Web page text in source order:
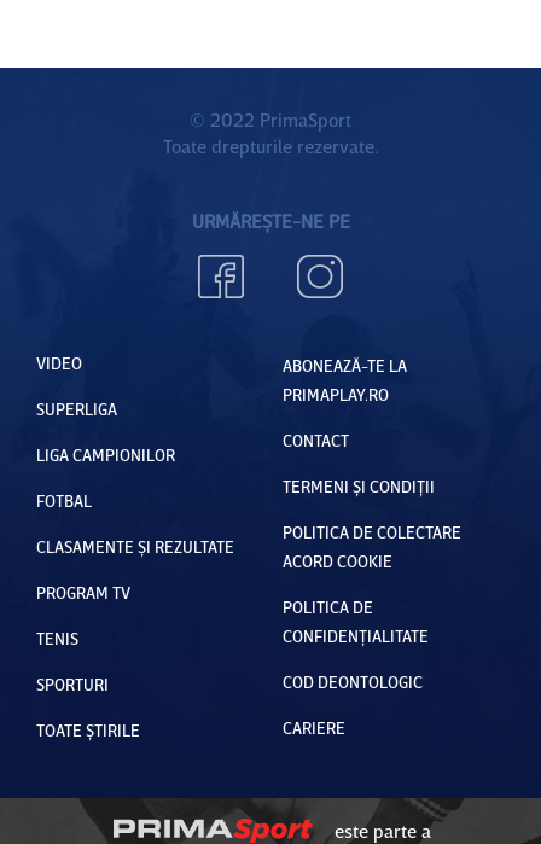
© 2022 PrimaSport
Toate drepturile rezervate.
URMĂREȘTE-NE PE
VIDEO
SUPERLIGA
LIGA CAMPIONILOR
FOTBAL
CLASAMENTE ȘI REZULTATE
PROGRAM TV
TENIS
SPORTURI
TOATE ȘTIRILE
ABONEAZĂ-TE LA
PRIMAPLAY.RO
CONTACT
TERMENI ȘI CONDIȚII
POLITICA DE COLECTARE
ACORD COOKIE
POLITICA DE
CONFIDENȚIALITATE
COD DEONTOLOGIC
CARIERE
este parte a